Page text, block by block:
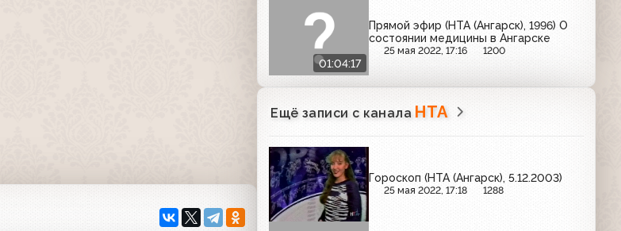
01:04:17
Прямой эфир (НТА (Ангарск), 1996) О
состоянии медицины в Ангарске
25 мая 2022, 17:16 1200
Ещё записи с канала НТА
Гороскоп (НТА (Ангарск), 5.12.2003)
25 мая 2022, 17:18 1288